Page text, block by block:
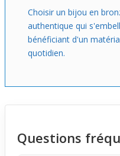
Choisir un bijou en
authentique qui
bénéficiant d'un
quotidien.
Questions